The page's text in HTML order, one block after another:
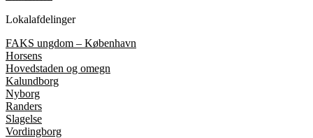
Lokalafdelinger
FAKS ungdom – København
Horsens
Hovedstaden og omegn
Kalundborg
Nyborg
Randers
Slagelse
Vordingborg